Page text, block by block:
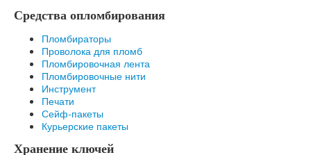
Средства опломбирования
Пломбираторы
Проволока для пломб
Пломбировочная лента
Пломбировочные нити
Инструмент
Печати
Сейф-пакеты
Курьерские пакеты
Хранение ключей